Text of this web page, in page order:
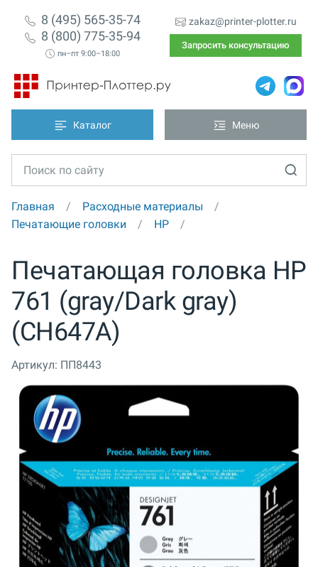
8 (495) 565-35-74
8 (800) 775-35-94
пн–пт 9:00–18:00
zakaz@printer-plotter.ru
Запросить консультацию
Каталог Меню
Главная
Расходные материалы
Печатающие головки
HP
Печатающая головка HP
761 (gray/Dark gray)
(CH647A)
Артикул: ПП8443